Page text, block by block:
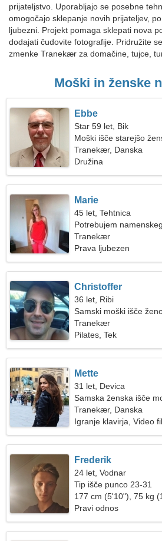
prijateljstvo. Uporabljajo se posebne
omogočajo sklepanje novih prijateljev,
ljubezni. Projekt pomaga sklepati nova
dodajati čudovite fotografije. Pridružite
zmenke Tranekær za domačine, tujce,
Moški in ženske
Ebbe
Star 59 let, Bik
Moški išče starejšo
Tranekær, Danska
Družina
Marie
45 let, Tehtnica
Potrebujem
potovanje
Tranekær
Prava ljubezen
Christoffer
36 let, Ribi
Samski moški išče
Tranekær
Pilates, Tek
Mette
31 let, Devica
Samska ženska išče
Tranekær, Danska
Igranje klavirja, Video
Frederik
24 let, Vodnar
Tip išče punco 23-31
177 cm (5'10"), 75 kg
Pravi odnos